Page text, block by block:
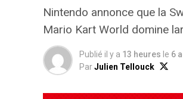
Nintendo annonce que la
Mario Kart World domine
Publié il y a 13 heures le 6
ParJulien Tellouck